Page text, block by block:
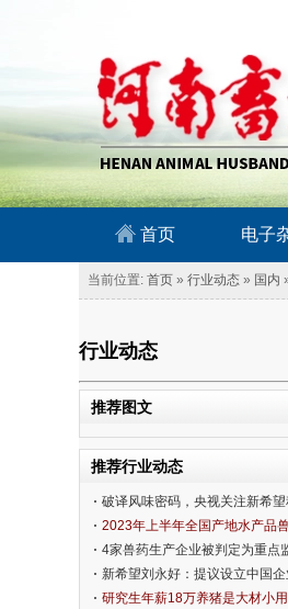
首页 电子
当前位置: 首页 » 行业动态 » 国内
行业动态
推荐图文
推荐行业动态
破译风味密码，央视关注新希望
2023年上半年全国产地水产品
为99.2%
4家兽药生产企业被判定为重点
新希望刘永好：提议设立中国
市场活力
研究生年薪18万养猪是大材小